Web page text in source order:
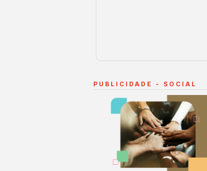
PUBLICIDADE - SOCIAL